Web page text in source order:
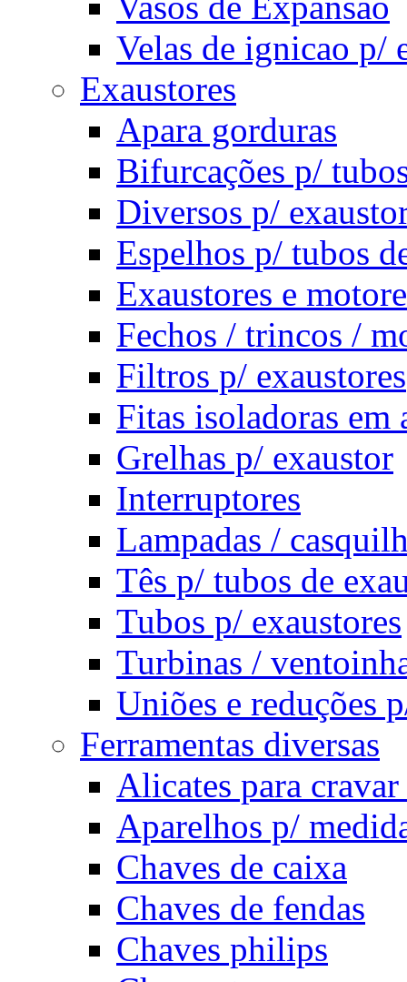
Velas de ignicao p/
Exaustores
Apara gorduras
Bifurcações p/
Diversos p/
Espelhos p/ tubos
Exaustores e
Fechos / trincos /
Filtros p/ exaustores
Fitas isoladoras em
Grelhas p/ exaustor
Interruptores
Lampadas /
Tês p/ tubos de
Tubos p/ exaustores
Turbinas /
Uniões e reduções
Ferramentas diversas
Alicates para
Aparelhos p/
Chaves de caixa
Chaves de fendas
Chaves philips